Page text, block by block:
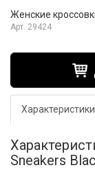
Женские
29424
Характеристики
Sneakers